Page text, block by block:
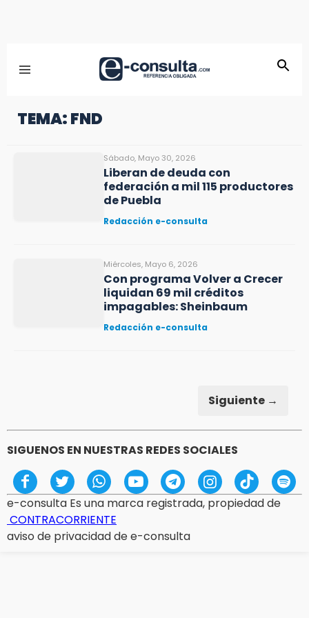
TEMA: FND
Sábado, Mayo 30, 2026
Liberan de deuda con
federación a mil 115 productores
de Puebla
Redacción e-consulta
Miércoles, Mayo 6, 2026
Con programa Volver a Crecer
liquidan 69 mil créditos
impagables: Sheinbaum
Redacción e-consulta
Siguiente →
SIGUENOS EN NUESTRAS REDES SOCIALES
e-consulta Es una marca registrada, propiedad de
CONTRACORRIENTE
aviso de privacidad de e-consulta